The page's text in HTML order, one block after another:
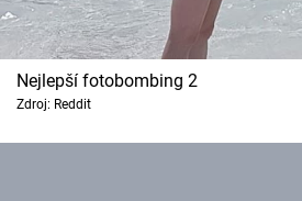
Nejlepší fotobombing 2
Zdroj: Reddit